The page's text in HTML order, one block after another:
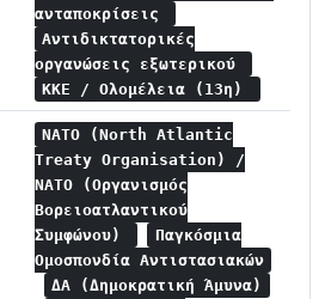
ανταποκρίσεις
Αντιδικτατορικές
οργανώσεις εξωτερικού
ΚΚΕ / Ολομέλεια (13η)
NATO (North Atlantic
Treaty Organisation) /
NATO (Οργανισμός
Βορειοατλαντικού
Συμφώνου)
Παγκόσμια
Ομοσπονδία Αντιστασιακών
ΔΑ (Δημοκρατική Άμυνα)